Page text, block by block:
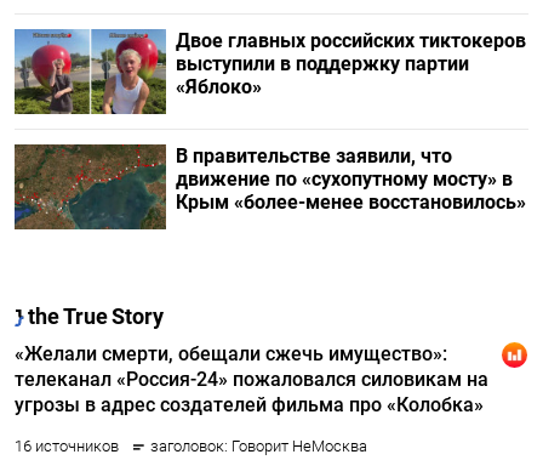
Двое главных российских тиктокеров
выступили в поддержку партии
«Яблоко»
В правительстве заявили, что
движение по «сухопутному мосту» в
Крым «более-менее восстановилось»